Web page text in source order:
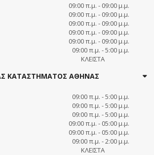
09:00 π.μ. - 09:00 μ.μ.
09:00 π.μ. - 09:00 μ.μ.
09:00 π.μ. - 09:00 μ.μ.
09:00 π.μ. - 09:00 μ.μ.
09:00 π.μ. - 09:00 μ.μ.
09:00 π.μ. - 5:00 μ.μ.
ΚΛΕΙΣΤΑ
ΚΑΤΑΣΤΗΜΑΤΟΣ ΑΘΗΝΑΣ
09:00 π.μ. - 5:00 μ.μ.
09:00 π.μ. - 5:00 μ.μ.
09:00 π.μ. - 5:00 μ.μ.
09:00 π.μ. - 05:00 μ.μ.
09:00 π.μ. - 05:00 μ.μ.
09:00 π.μ. - 2:00 μ.μ.
ΚΛΕΙΣΤΑ